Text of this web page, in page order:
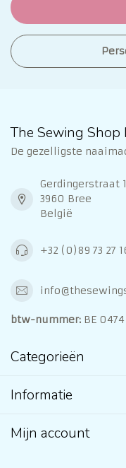
The Sewing Shop
De gezelligste
Gerdingerstraat
3960 Bree
België
+32 (0)89 73 27
btw-nummer: BE 0474
Categorieën
Informatie
Mijn account